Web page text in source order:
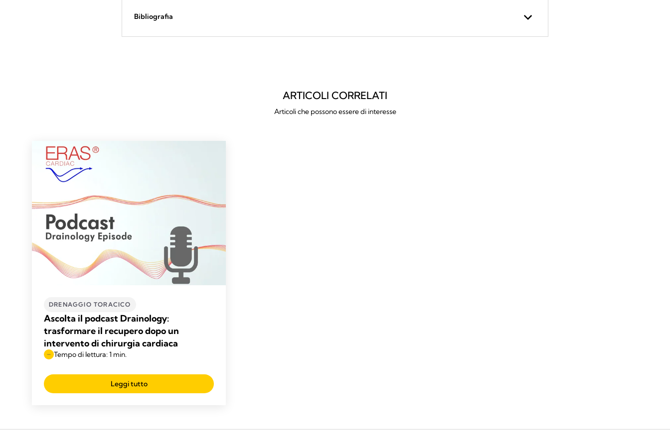
Bibliografia
ARTICOLI CORRELATI
Articoli che possono essere di interesse
DRENAGGIO TORACICO
Ascolta il podcast Drainology:
trasformare il recupero dopo un
intervento di chirurgia cardiaca
Tempo di lettura: 1 min.
Leggi tutto